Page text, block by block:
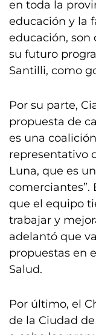
en toda la
educación y la
educación, son
su futuro
Santilli, como
Por su parte,
propuesta de
es una
representativo
Luna, que es
comerciantes”.
que el equipo
trabajar y
adelantó que
propuestas en
Salud.
Por último, el
de la Ciudad